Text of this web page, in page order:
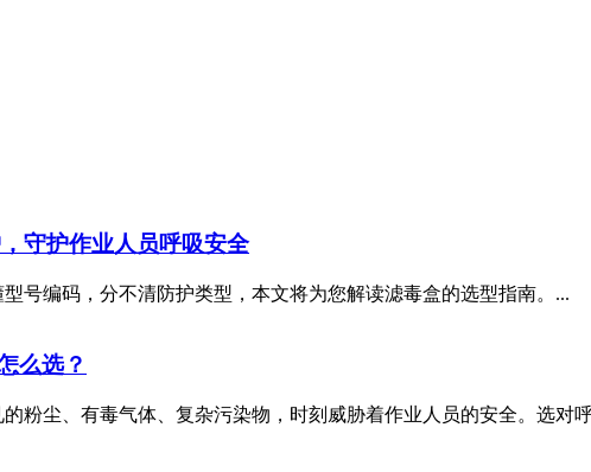
守护作业人员呼吸安全
号编码，分不清防护类型，本文将为您解读滤毒盒的选型指南。...
么选？
粉尘、有毒气体、复杂污染物，时刻威胁着作业人员的安全。选对